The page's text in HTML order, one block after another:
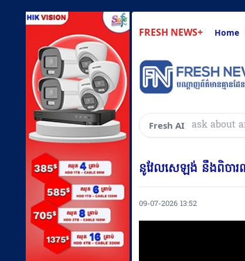
FRESH NEWS+ Home
Fresh AI សួរអ្វីៗ
នូវែលសេឡង់ នឹងពិចារ
09-07-2026 13:52